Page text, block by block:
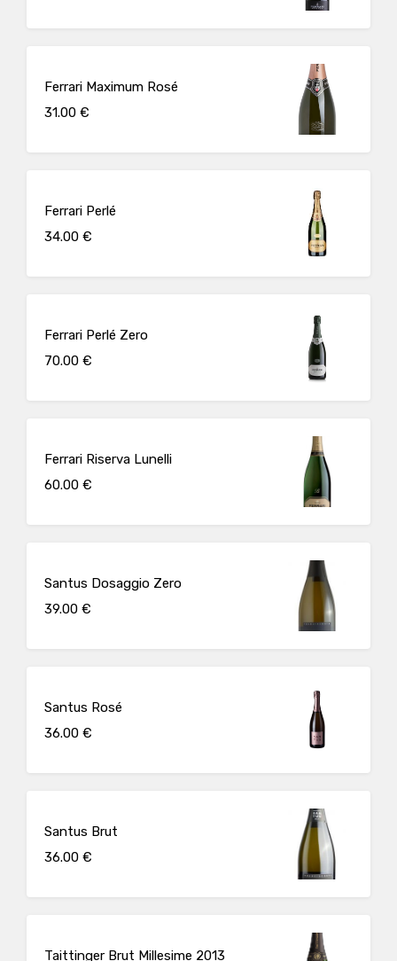
Ferrari Maximum Rosé
31.00 €
Ferrari Perlé
34.00 €
Ferrari Perlé Zero
70.00 €
Ferrari Riserva Lunelli
60.00 €
Santus Dosaggio Zero
39.00 €
Santus Rosé
36.00 €
Santus Brut
36.00 €
Taittinger Brut Millesime 2013